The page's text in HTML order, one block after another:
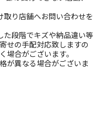
り店舗へお問い合わせを
た段階でキズや納品違い等
せの手配対応致しますの
場合がございます。
が異なる場合がございま